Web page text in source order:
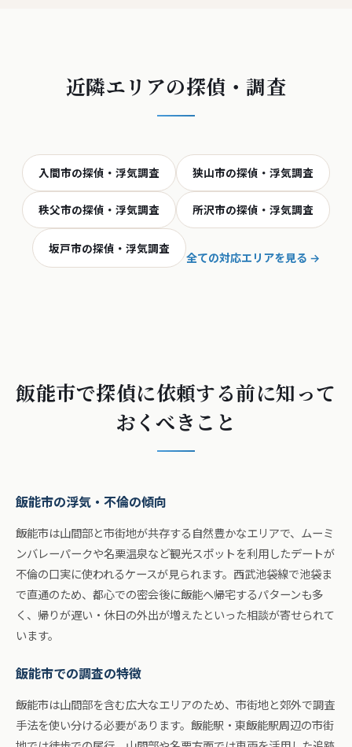
近隣エリアの探偵・調査
入間市の探偵・浮気調査 狭山市の探偵・浮気調査
秩父市の探偵・浮気調査 所沢市の探偵・浮気調査
坂戸市の探偵・浮気調査
全ての対応エリアを見る →
飯能市で探偵に依頼する前に知って
おくべきこと
飯能市の浮気・不倫の傾向
飯能市は山間部と市街地が共存する自然豊かなエリアで、ムーミ
ンバレーパークや名栗温泉など観光スポットを利用したデートが
不倫の口実に使われるケースが見られます。西武池袋線で池袋ま
で直通のため、都心での密会後に飯能へ帰宅するパターンも多
く、帰りが遅い・休日の外出が増えたといった相談が寄せられて
います。
飯能市での調査の特徴
飯能市は山間部を含む広大なエリアのため、市街地と郊外で調査
手法を使い分ける必要があります。飯能駅・東飯能駅周辺の市街